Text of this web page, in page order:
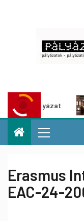
Erasmus
EAC-24-